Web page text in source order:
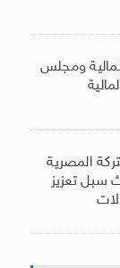
ومجلس
المصرية
سبل تعزيز